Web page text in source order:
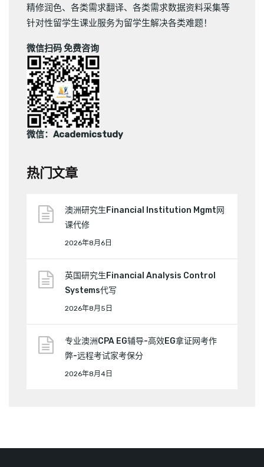
精修润色、 各类需求翻译、 各类需求数据资料采集等
针对性留学生课业服务为留学生解决各类难题！
微信扫码 免费咨询
微信：Academicstudy
热门文章
澳洲研究生Financial Institution Mgmt网
课代修
2026年8月6日
英国研究生Financial Analysis Control
Systems代写
2026年8月5日
专业澳洲CPA EG辅导-高效EG拿证网考作
弊-远程考试家考保分
2026年8月4日